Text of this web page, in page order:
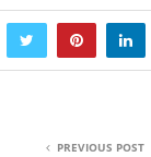
PREVIOUS POST